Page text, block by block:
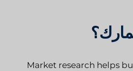
Market research helps